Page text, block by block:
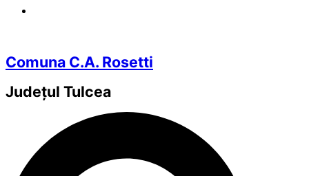
Comuna C.A. Rosetti
Județul Tulcea